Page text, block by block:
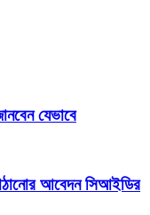
যেভাবে
আবেদন সিআইডির